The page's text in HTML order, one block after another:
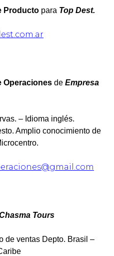
Producto para Top Dest.
Operaciones de Empresa
– Idioma inglés.
Amplio conocimiento de
Tours
de ventas Depto. Brasil –